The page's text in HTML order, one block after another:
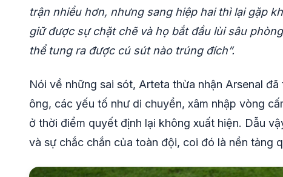
trận nhiều hơn, nhưng sang hiệp hai thì lại gặp
giữ được sự chặt chẽ và họ bắt đầu lùi sâu
thể tung ra được cú sút nào trúng đích”.
Nói về những sai sót, Arteta thừa nhận Arsenal
ông, các yếu tố như di chuyển, xâm nhập vòng
ở thời điểm quyết định lại không xuất hiện. Dẫu
và sự chắc chắn của toàn đội, coi đó là nền tảng